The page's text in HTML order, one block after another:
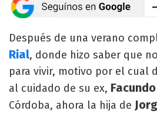
Después de una verano
Rial, donde hizo saber que
para vivir, motivo por el cual
al cuidado de su ex,
Córdoba, ahora la hija de